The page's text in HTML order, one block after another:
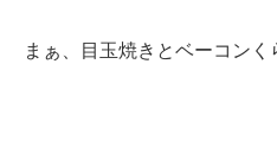
まぁ、目玉焼きとベーコンく